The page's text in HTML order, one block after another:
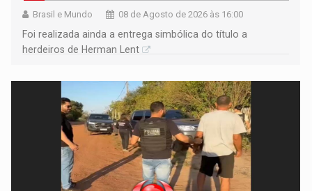
Brasil e Mundo 08 de Agosto de 2026 às 16:00
Foi realizada ainda a entrega simbólica do título a
herdeiros de Herman Lent